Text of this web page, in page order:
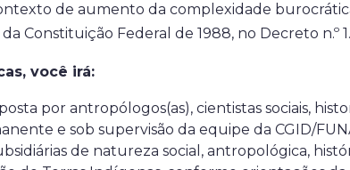
de aumento da complexidade
Federal de 1988, no Decreto n.º
você irá:
por antropólogos(as), cientistas sociais,
e sob supervisão da equipe da CGID/
de natureza social, antropológica,